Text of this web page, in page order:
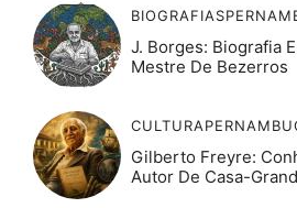
BIOGRAFIAS
J. Borges: Biografia
Mestre De Bezerros
CULTURA
Gilberto Freyre:
Autor De Casa-